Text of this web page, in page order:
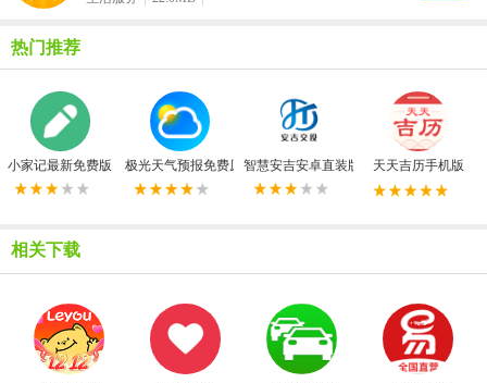
热门推荐
小家记最新免费版 极光天气预报免费原版智慧安吉安卓直装版 天天吉历手机版
相关下载